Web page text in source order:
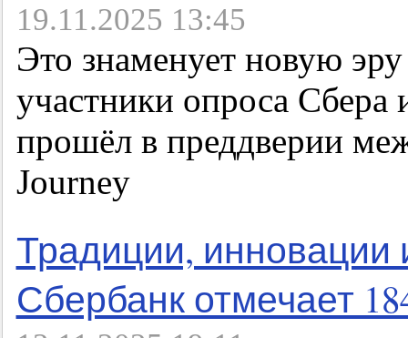
19.11.2025 13:45
Это знаменует новую
участники опроса
прошёл в преддверии
Journey
Традиции, инновации
Сбербанк отмечает